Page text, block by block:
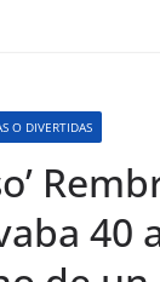
O DIVERTIDAS
40